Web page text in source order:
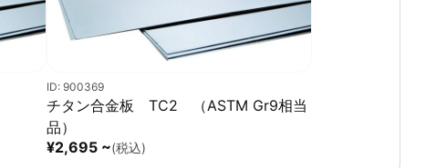
ID: 900369
チタン合金板 TC2 （ASTM Gr9相当
品）
¥2,695 ~(税込)